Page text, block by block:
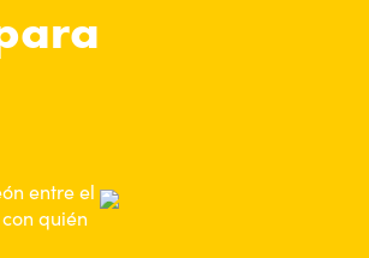
entre el
quién